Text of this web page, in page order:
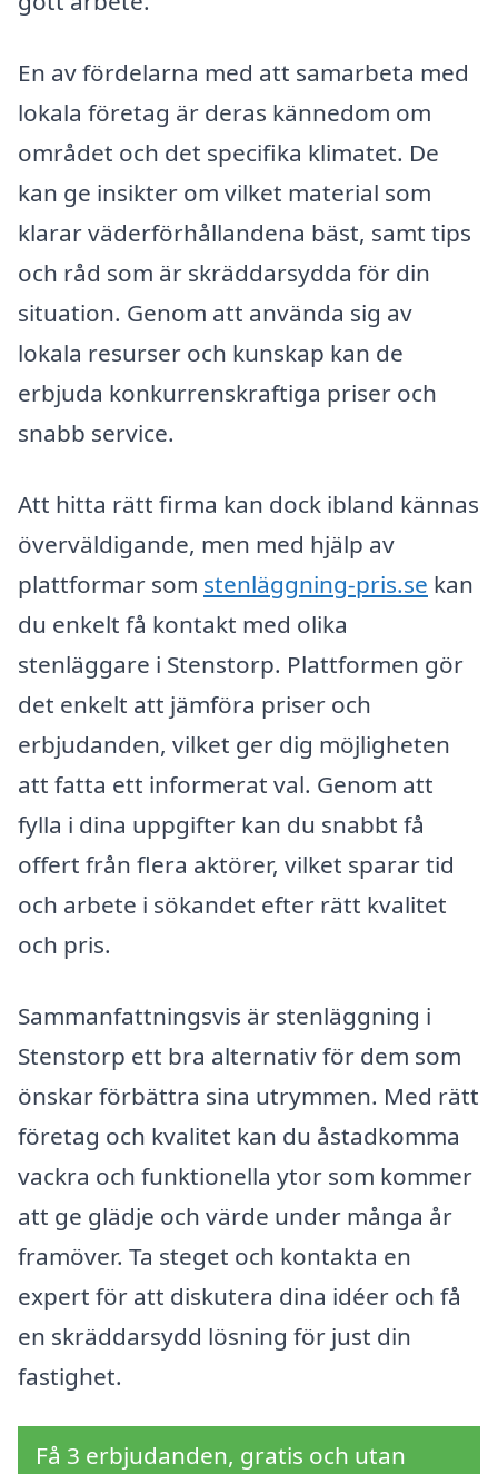
En av fördelarna med att samarbeta med
lokala företag är deras kännedom om
området och det specifika klimatet. De
kan ge insikter om vilket material som
klarar väderförhållandena bäst, samt tips
och råd som är skräddarsydda för din
situation. Genom att använda sig av
lokala resurser och kunskap kan de
erbjuda konkurrenskraftiga priser och
snabb service.
Att hitta rätt firma kan dock ibland kännas
överväldigande, men med hjälp av
plattformar som stenläggning-pris.se kan
du enkelt få kontakt med olika
stenläggare i Stenstorp. Plattformen gör
det enkelt att jämföra priser och
erbjudanden, vilket ger dig möjligheten
att fatta ett informerat val. Genom att
fylla i dina uppgifter kan du snabbt få
offert från flera aktörer, vilket sparar tid
och arbete i sökandet efter rätt kvalitet
och pris.
Sammanfattningsvis är stenläggning i
Stenstorp ett bra alternativ för dem som
önskar förbättra sina utrymmen. Med rätt
företag och kvalitet kan du åstadkomma
vackra och funktionella ytor som kommer
att ge glädje och värde under många år
framöver. Ta steget och kontakta en
expert för att diskutera dina idéer och få
en skräddarsydd lösning för just din
fastighet.
Få 3 erbjudanden, gratis och utan